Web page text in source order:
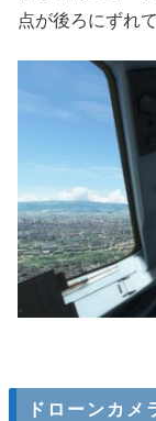
点が後ろにずれ
ドローンカメ